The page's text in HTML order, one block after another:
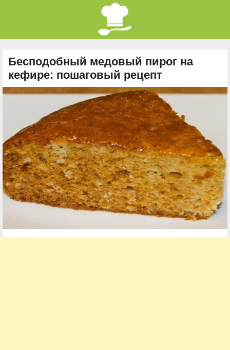
Бесподобный медовый пирог на
кефире: пошаговый рецепт